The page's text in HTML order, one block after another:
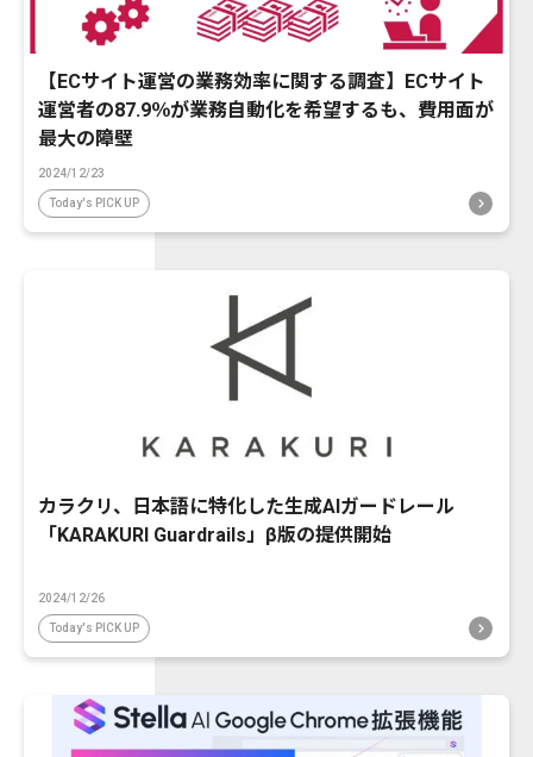
【ECサイト運営の業務効率に関する調査】ECサイト
運営者の87.9％が業務自動化を希望するも、費用面が
最大の障壁
2024/12/23
Today's PICK UP
カラクリ、日本語に特化した生成AIガードレール
「KARAKURI Guardrails」β版の提供開始
2024/12/26
Today's PICK UP